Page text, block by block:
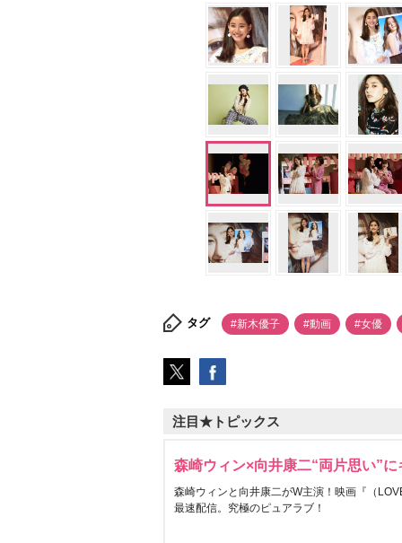
タグ #新木優子 #動画 #女優
注目★トピックス
森崎ウィン×向井康二“両片思い”
森崎ウィンと向井康二がW主演！映画『（
最速配信。究極のピュアラブ！